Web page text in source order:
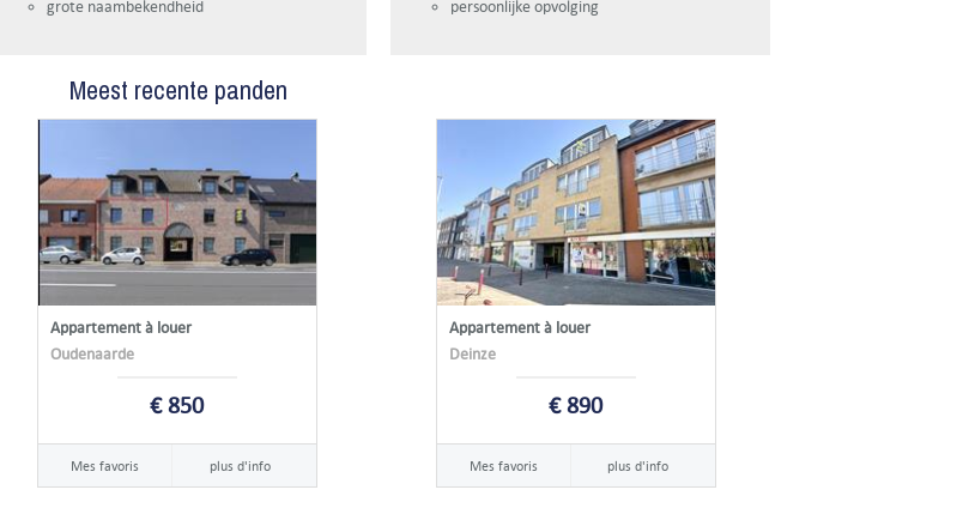
grote naambekendheid
persoonlijke opvolging
Meest recente panden
Appartement à louer
Oudenaarde
€ 850
Mes favoris plus d'info
Appartement à louer
Deinze
€ 890
Mes favoris plus d'info